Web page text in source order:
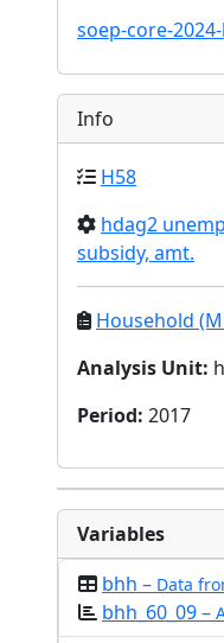
soep-core-
Info
H58
hdag2
subsidy, amt.
Household
Analysis Unit: h
Period: 2017
Variables
bhh – Data
bhh_60_09 –